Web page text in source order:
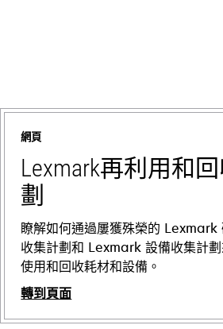
網頁
Lexmark再利用和
劃
瞭解如何通過屢獲殊榮的 Lexmark
收集計劃和 Lexmark 設備收集計
使用和回收耗材和設備。
轉到頁面